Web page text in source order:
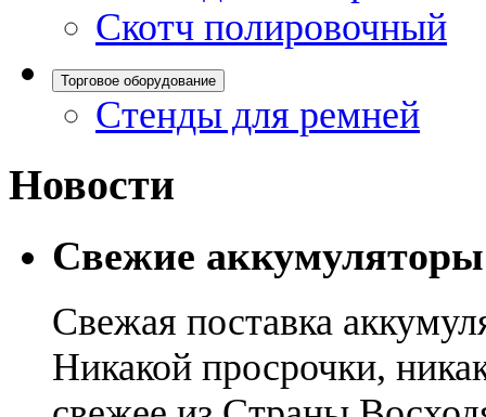
Скотч полировочный
Торговое оборудование
Стенды для ремней
Новости
Свежие
Свежая поставка
Никакой просрочки,